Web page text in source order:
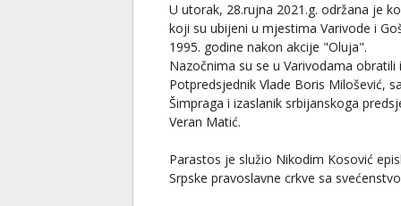
U utorak, 28.rujna 2021.g. održana je
koji su ubijeni u mjestima Varivode i
1995. godine nakon akcije "Oluja".
Nazočnima su se u Varivodama obratili
Potpredsjednik Vlade Boris Milošević,
Šimpraga i izaslanik srbijanskoga
Veran Matić.
Parastos je služio Nikodim Kosović
Srpske pravoslavne crkve sa